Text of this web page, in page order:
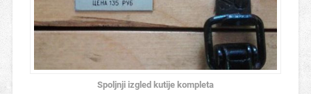
Spoljnji izgled kutije kompleta